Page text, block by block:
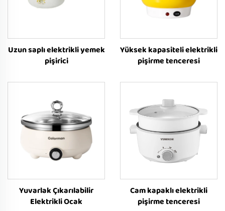
Uzun saplı elektrikli yemek
pişirici
Yüksek kapasiteli elektrikli
pişirme tenceresi
Yuvarlak Çıkarılabilir
Elektrikli Ocak
Cam kapaklı elektrikli
pişirme tenceresi